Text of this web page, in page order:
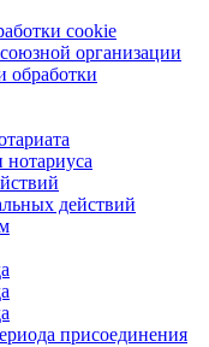
cookie
организации
обработки
действий
присоединения